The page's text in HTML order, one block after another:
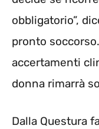
obbligatorio”,
pronto
accertamenti
donna rimarrà
Dalla Questura